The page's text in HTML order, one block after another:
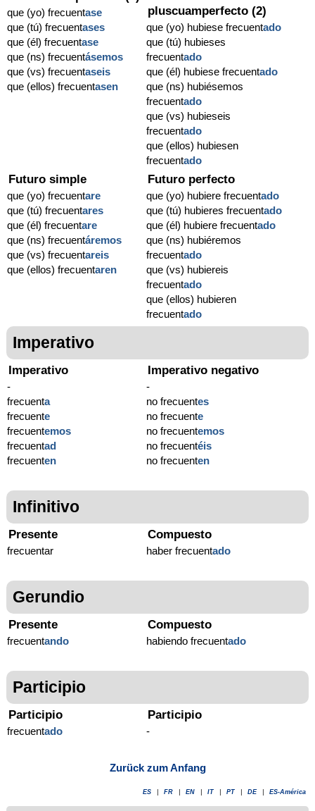
que (yo) frecuentase
que (tú) frecuentases
que (él) frecuentase
que (ns) frecuentásemos
que (vs) frecuentaseis
que (ellos) frecuentasen
pluscuamperfecto (2)
que (yo) hubiese frecuentado
que (tú) hubieses
frecuentado
que (él) hubiese frecuentado
que (ns) hubiésemos
frecuentado
que (vs) hubieseis
frecuentado
que (ellos) hubiesen
frecuentado
Futuro simple
que (yo) frecuentare
que (tú) frecuentares
que (él) frecuentare
que (ns) frecuentáremos
que (vs) frecuentareis
que (ellos) frecuentaren
Futuro perfecto
que (yo) hubiere frecuentado
que (tú) hubieres frecuentado
que (él) hubiere frecuentado
que (ns) hubiéremos
frecuentado
que (vs) hubiereis
frecuentado
que (ellos) hubieren
frecuentado
Imperativo
Imperativo
-
frecuenta
frecuente
frecuentemos
frecuentad
frecuenten
Imperativo negativo
-
no frecuentes
no frecuente
no frecuentemos
no frecuentéis
no frecuenten
Infinitivo
Presente
frecuentar
Compuesto
haber frecuentado
Gerundio
Presente
frecuentando
Compuesto
habiendo frecuentado
Participio
Participio
frecuentado
Participio
-
Zurück zum Anfang
ES FR EN IT PT DE ES-América